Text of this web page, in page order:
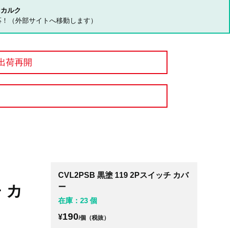
ルク
（外部サイトへ移動します）
荷再開
カ
CVL2PSB 黒塗 119 2Pスイッチ カバ
ー
在庫：23 個
¥190/個（税抜）